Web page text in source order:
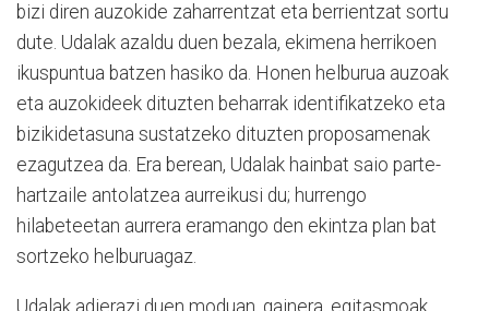
bizi diren auzokide zaharrentzat eta berrientzat sortu
dute. Udalak azaldu duen bezala, ekimena herrikoen
ikuspuntua batzen hasiko da. Honen helburua auzoak
eta auzokideek dituzten beharrak identifikatzeko eta
bizikidetasuna sustatzeko dituzten proposamenak
ezagutzea da. Era berean, Udalak hainbat saio parte-
hartzaile antolatzea aurreikusi du; hurrengo
hilabeteetan aurrera eramango den ekintza plan bat
sortzeko helburuagaz.
Udalak adierazi duen moduan, gainera, egitasmoak